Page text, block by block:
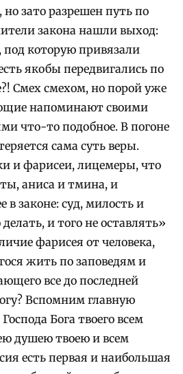
зато разрешен путь по
закона нашли выход:
под которую привязали
якобы передвигались по
Смех смехом, но порой уже
напоминают своими
что-то подобное. В погоне
сама суть веры.
и фарисеи, лицемеры, что
аниса и тмина, и
в законе: суд, милость и
и того не оставлять»
фарисея от человека,
жить по заповедям и
все до последней
Вспомним главную
Бога твоего всем
душею твоею и всем
есть первая и наибольшая